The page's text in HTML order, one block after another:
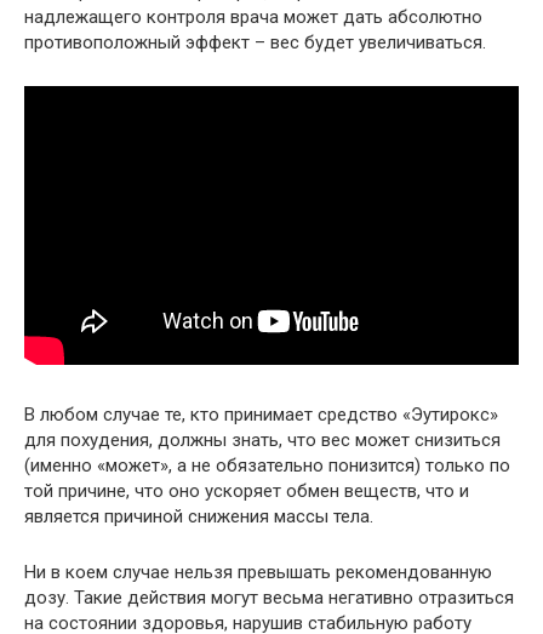
надлежащего контроля врача может дать абсолютно
противоположный эффект – вес будет увеличиваться.
В любом случае те, кто принимает средство «Эутирокс»
для похудения, должны знать, что вес может снизиться
(именно «может», а не обязательно понизится) только по
той причине, что оно ускоряет обмен веществ, что и
является причиной снижения массы тела.
Ни в коем случае нельзя превышать рекомендованную
дозу. Такие действия могут весьма негативно отразиться
на состоянии здоровья, нарушив стабильную работу